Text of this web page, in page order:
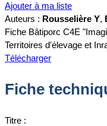
Ajouter à ma liste
Auteurs : Rousselière Y,
Fiche Bâtiporc C4E
Territoires d'élevage et
Télécharger
Fiche
Titre :